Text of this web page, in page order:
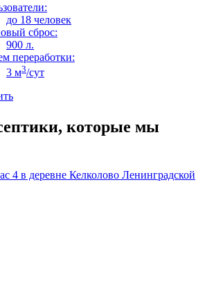
до 18 человек
сброс:
900 л.
переработки:
3 м3/сут
которые мы
4 в деревне Келколово Ленинградской